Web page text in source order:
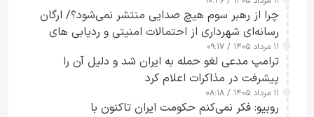
چرا از رهبر سوم هیچ صدایی منتشر نمی‌شود؟/ ارگان
رسانه‌ای شهرداری از احتمالات امنیتی و ردیابی های
جاسوسی گفت
۱۱ مرداد ۱۴۰۵ / ۰۹:۱۷
ترامپ مدعی لغو حمله به ایران شد و دلیل آن را
پیشرفت در مذاکرات اعلام کرد
۱۱ مرداد ۱۴۰۵ / ۰۸:۱۸
روبیو: فکر نمی‌کنم حکومت ایران تاکنون با